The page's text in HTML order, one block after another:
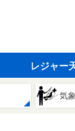
レジャー
気